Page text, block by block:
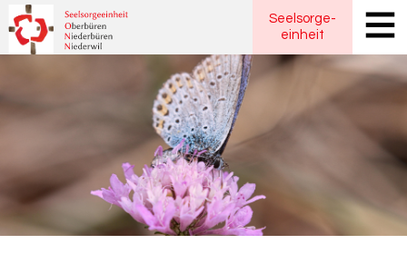
Seelsorge-
einheit